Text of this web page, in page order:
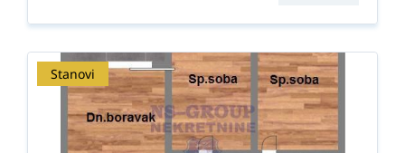
Stanovi